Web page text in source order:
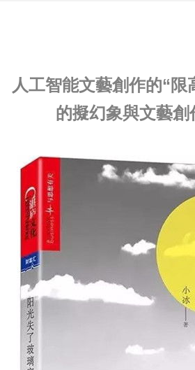
人工智能文藝創作的“限
的擬幻象與文藝創